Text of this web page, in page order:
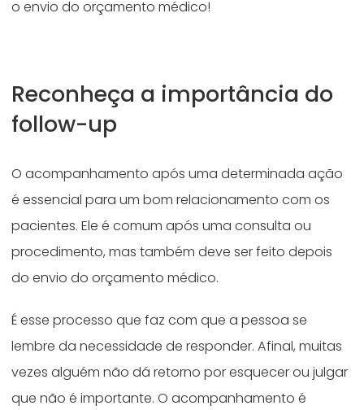
o envio do orçamento médico!
Reconheça a importância do
follow-up
O acompanhamento após uma determinada ação
é essencial para um bom relacionamento com os
pacientes. Ele é comum após uma consulta ou
procedimento, mas também deve ser feito depois
do envio do orçamento médico.
É esse processo que faz com que a pessoa se
lembre da necessidade de responder. Afinal, muitas
vezes alguém não dá retorno por esquecer ou julgar
que não é importante. O acompanhamento é